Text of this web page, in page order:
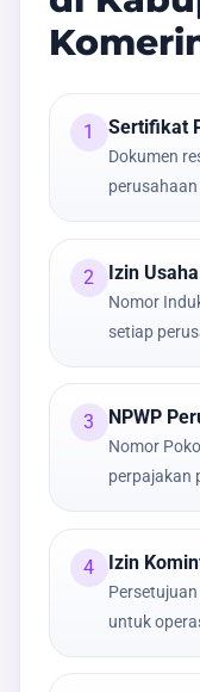
1 Sertifikat
Dokumen
2 Izin
Nomor
setiap
3 NPWP
Nomor
perpajakan
4 Izin
untuk